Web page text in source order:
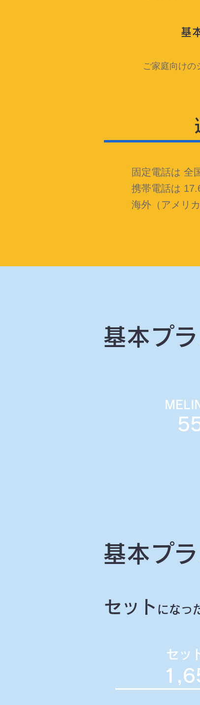
基
ご家庭向けの
固定電話は 全
携帯電話は
海外（アメリ
基本プ
基本プ
セット になっ
セッ